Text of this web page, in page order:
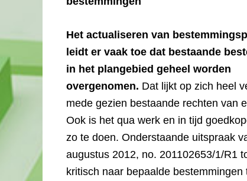
Het actualiseren van
leidt er vaak toe dat bestaande
in het plangebied geheel worden
overgenomen. Dat lijkt op zich heel
mede gezien bestaande rechten van
Ook is het qua werk en in tijd
zo te doen. Onderstaande uitspraak
augustus 2012, no. 201102653/1/R1
kritisch naar bepaalde